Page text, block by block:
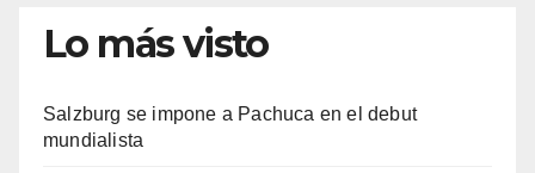
Lo más visto
Salzburg se impone a Pachuca en el debut
mundialista